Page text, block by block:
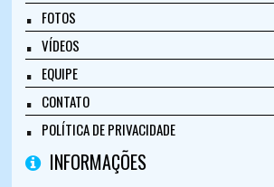
FOTOS
VÍDEOS
EQUIPE
CONTATO
POLÍTICA DE PRIVACIDADE
INFORMAÇÕES